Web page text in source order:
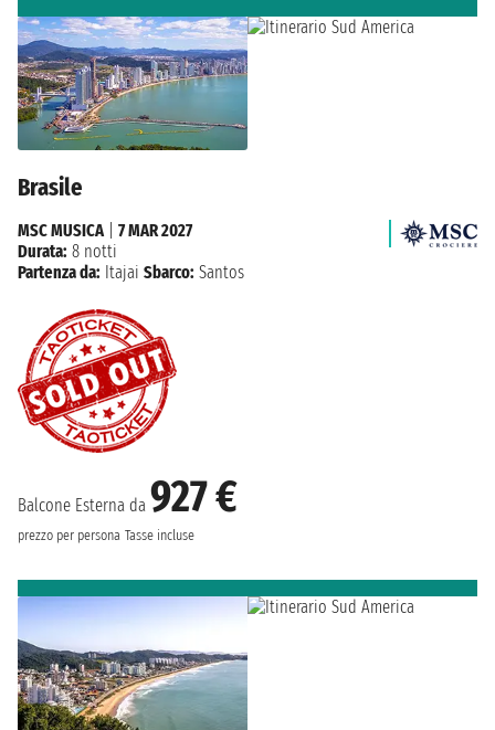
Brasile
Balcone Esterna da 927 €
prezzo per persona Tasse incluse
MSC MUSICA| 7 MAR 2027
Durata: 8 notti
Partenza da: Itajai Sbarco: Santos